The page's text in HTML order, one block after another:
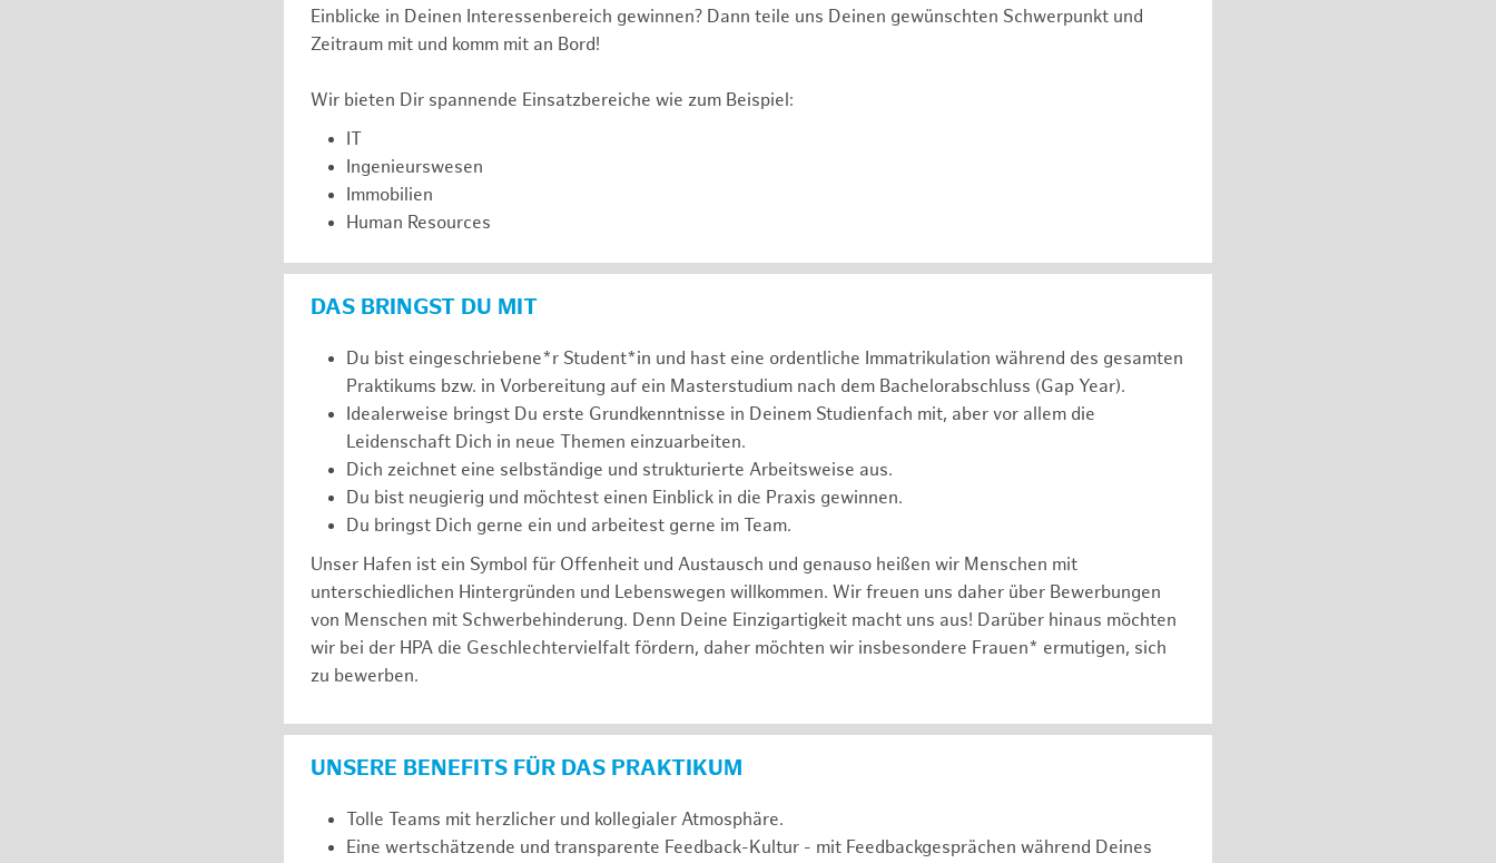
Einblicke in Deinen Interessenbereich gewinnen? Dann teile uns Deinen gewünschten Schwerpunkt und
Zeitraum mit und komm mit an Bord!
Wir bieten Dir spannende Einsatzbereiche wie zum Beispiel:
IT
Ingenieurswesen
Immobilien
Human Resources
DAS BRINGST DU MIT
Du bist eingeschriebene*r Student*in und hast eine ordentliche Immatrikulation während des gesamten
Praktikums bzw. in Vorbereitung auf ein Masterstudium nach dem Bachelorabschluss (Gap Year).
Idealerweise bringst Du erste Grundkenntnisse in Deinem Studienfach mit, aber vor allem die
Leidenschaft Dich in neue Themen einzuarbeiten.
Dich zeichnet eine selbständige und strukturierte Arbeitsweise aus.
Du bist neugierig und möchtest einen Einblick in die Praxis gewinnen.
Du bringst Dich gerne ein und arbeitest gerne im Team.
Unser Hafen ist ein Symbol für Offenheit und Austausch und genauso heißen wir Menschen mit
unterschiedlichen Hintergründen und Lebenswegen willkommen. Wir freuen uns daher über Bewerbungen
von Menschen mit Schwerbehinderung. Denn Deine Einzigartigkeit macht uns aus! Darüber hinaus möchten
wir bei der HPA die Geschlechtervielfalt fördern, daher möchten wir insbesondere Frauen* ermutigen, sich
zu bewerben.
UNSERE BENEFITS FÜR DAS PRAKTIKUM
Tolle Teams mit herzlicher und kollegialer Atmosphäre.
Eine wertschätzende und transparente Feedback-Kultur - mit Feedbackgesprächen während Deines